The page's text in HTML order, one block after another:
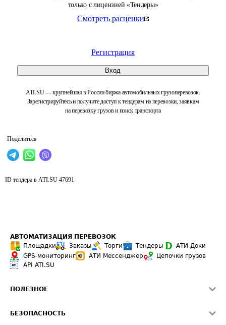
только с лицензией «Тендеры»
Смотреть расценки
Регистрация
Вход
ATI.SU — крупнейшая в России биржа автомобильных грузоперевозок.
Зарегистрируйтесь и получите доступ к тендерам на перевозки, заявкам
на перевозку грузов и поиск транспорта
Поделиться
ID тендера в ATI.SU 47691
АВТОМАТИЗАЦИЯ ПЕРЕВОЗОК
Площадки
Заказы Торги Тендеры
АТИ-Доки
GPS-мониторинг
АТИ Мессенджер
Цепочки грузов
API ATI.SU
ПОЛЕЗНОЕ
БЕЗОПАСНОСТЬ